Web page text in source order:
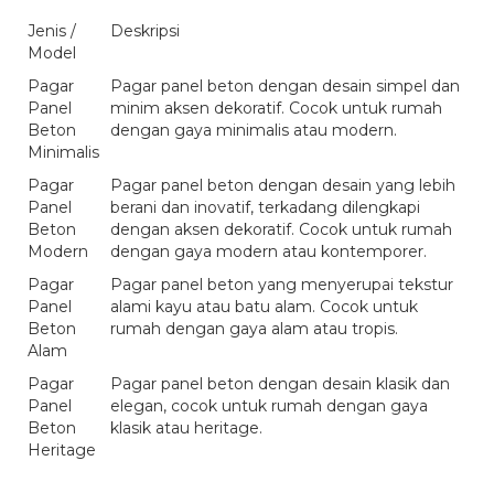
Jenis /
Model
Deskripsi
Pagar
Panel
Beton
Minimalis
Pagar panel beton dengan desain simpel dan
minim aksen dekoratif. Cocok untuk rumah
dengan gaya minimalis atau modern.
Pagar
Panel
Beton
Modern
Pagar panel beton dengan desain yang lebih
berani dan inovatif, terkadang dilengkapi
dengan aksen dekoratif. Cocok untuk rumah
dengan gaya modern atau kontemporer.
Pagar
Panel
Beton
Alam
Pagar panel beton yang menyerupai tekstur
alami kayu atau batu alam. Cocok untuk
rumah dengan gaya alam atau tropis.
Pagar
Panel
Beton
Heritage
Pagar panel beton dengan desain klasik dan
elegan, cocok untuk rumah dengan gaya
klasik atau heritage.